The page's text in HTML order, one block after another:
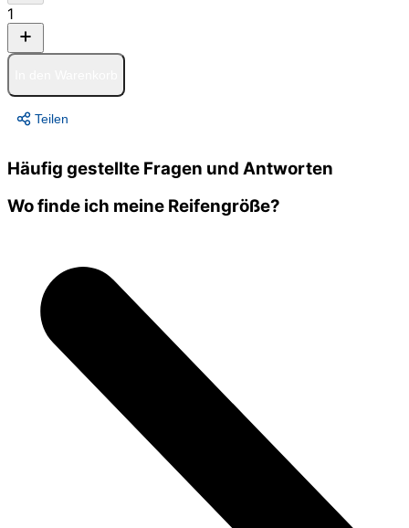
1
Teilen
Häufig gestellte Fragen und Antworten
Wo finde ich meine Reifengröße?